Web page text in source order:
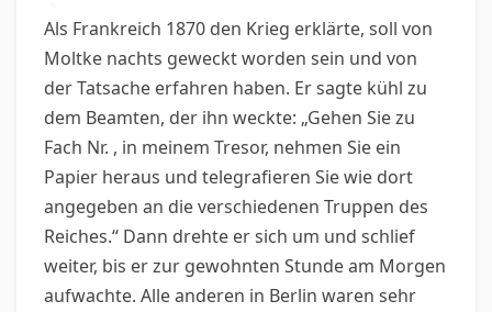
Als Frankreich 1870 den Krieg erklärte, soll von
Moltke nachts geweckt worden sein und von
der Tatsache erfahren haben. Er sagte kühl zu
dem Beamten, der ihn weckte: „Gehen Sie zu
Fach Nr. , in meinem Tresor, nehmen Sie ein
Papier heraus und telegrafieren Sie wie dort
angegeben an die verschiedenen Truppen des
Reiches.“ Dann drehte er sich um und schlief
weiter, bis er zur gewohnten Stunde am Morgen
aufwachte. Alle anderen in Berlin waren sehr